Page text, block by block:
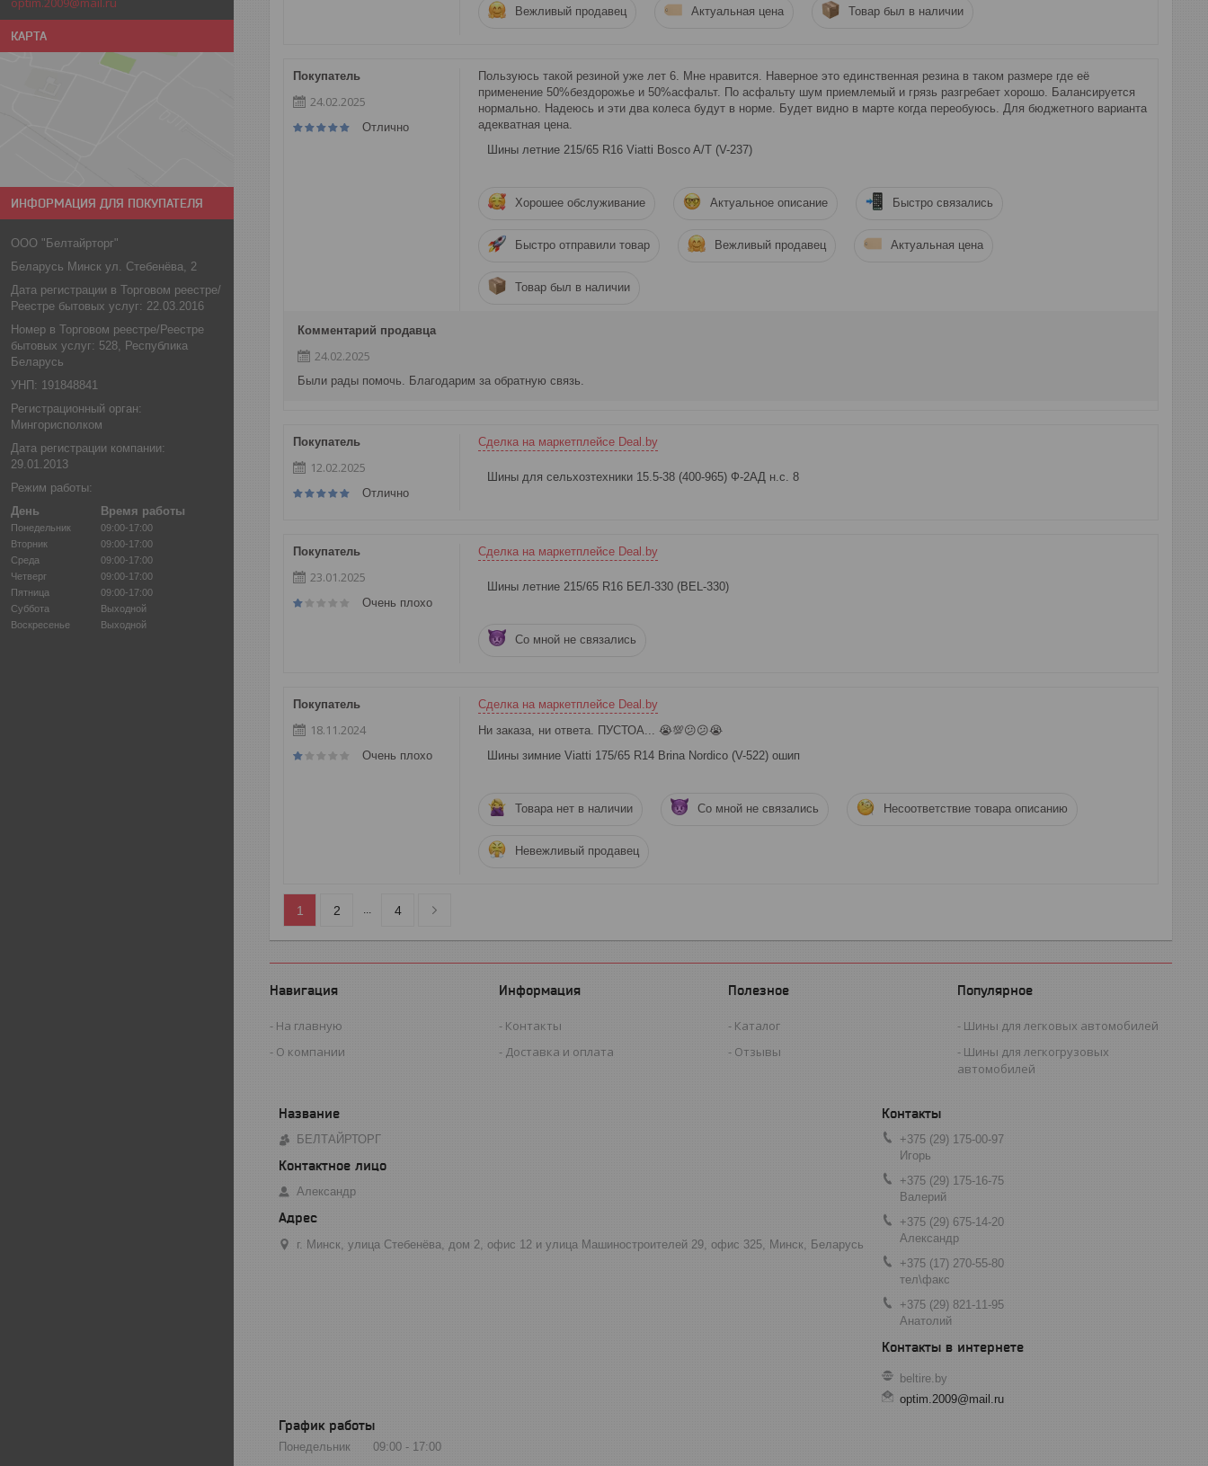
КАРТА
ИНФОРМАЦИЯ ДЛЯ ПОКУПАТЕЛЯ
ООО "Белтайрторг"
Беларусь Минск ул. Стебенёва, 2
Дата регистрации в Торговом реестре/
Реестре бытовых услуг: 22.03.2016
Номер в Торговом реестре/Реестре
бытовых услуг: 528, Республика
Беларусь
УНП: 191848841
Регистрационный орган:
Мингорисполком
Дата регистрации компании:
29.01.2013
Режим работы:
День
Время работы
Понедельник
09:00-17:00
Вторник
09:00-17:00
Среда
09:00-17:00
Четверг
09:00-17:00
Пятница
09:00-17:00
Суббота
Выходной
Воскресенье
Выходной
Вежливый продавец Актуальная цена Товар был в наличии
Покупатель
24.02.2025
Отлично
Пользуюсь такой резиной уже лет 6. Мне нравится. Наверное это единственная резина в таком размере где её
применение 50%бездорожье и 50%асфальт. По асфальту шум приемлемый и грязь разгребает хорошо. Балансируется
нормально. Надеюсь и эти два колеса будут в норме. Будет видно в марте когда переобуюсь. Для бюджетного варианта
адекватная цена.
Шины летние 215/65 R16 Viatti Bosco A/T (V-237)
Хорошее обслуживание Актуальное описание Быстро связались
Быстро отправили товар Вежливый продавец Актуальная цена
Товар был в наличии
Комментарий продавца
24.02.2025
Были рады помочь. Благодарим за обратную связь.
Покупатель
12.02.2025
Отлично
Сделка на маркетплейсе Deal.by
Шины для сельхозтехники 15.5-38 (400-965) Ф-2АД н.с. 8
Покупатель
23.01.2025
Очень плохо
Сделка на маркетплейсе Deal.by
Шины летние 215/65 R16 БЕЛ-330 (BEL-330)
Со мной не связались
Покупатель
18.11.2024
Очень плохо
Сделка на маркетплейсе Deal.by
Ни заказа, ни ответа. ПУСТОА... 😭💯😕😕😭
Шины зимние Viatti 175/65 R14 Brina Nordico (V-522) ошип
Товара нет в наличии Со мной не связались Несоответствие товара описанию
Невежливый продавец
1 2 ... 4
Навигация
На главную
О компании
Информация
Контакты
Доставка и оплата
Полезное
Каталог
Отзывы
Популярное
Шины для легковых автомобилей
Шины для легкогрузовых
автомобилей
БЕЛТАЙРТОРГ
Александр
г. Минск, улица Стебенёва, дом 2, офис 12 и улица Машиностроителей 29, офис 325, Минск, Беларусь
+375 (29) 175-00-97
Игорь
+375 (29) 175-16-75
Валерий
+375 (29) 675-14-20
Александр
+375 (17) 270-55-80
тел\факс
+375 (29) 821-11-95
Анатолий
beltire.by
optim.2009@mail.ru
График работы
Понедельник 09:00 17:00